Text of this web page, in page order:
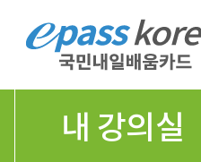
내 강의실